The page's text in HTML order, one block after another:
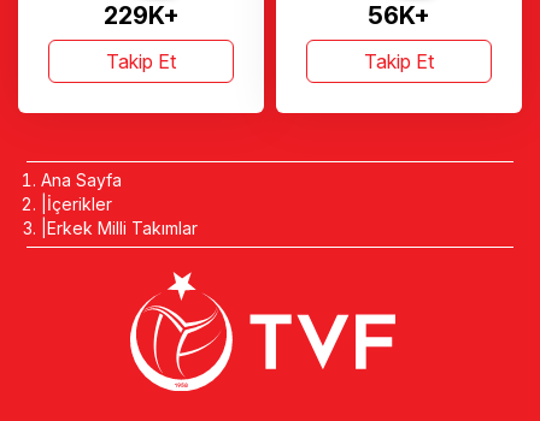
229K+
Takip Et
56K+
Takip Et
Ana Sayfa
İçerikler
Erkek Milli Takımlar